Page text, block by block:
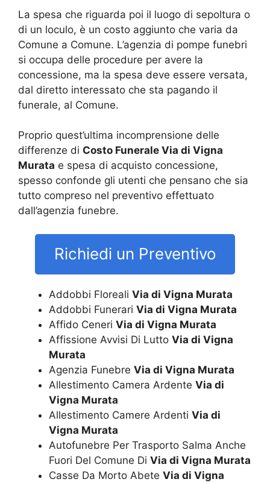
La spesa che riguarda poi il luogo di sepoltura o
di un loculo, è un costo aggiunto che varia da
Comune a Comune. L’agenzia di pompe funebri
si occupa delle procedure per avere la
concessione, ma la spesa deve essere versata,
dal diretto interessato che sta pagando il
funerale, al Comune.
Proprio quest’ultima incomprensione delle
differenze di Costo Funerale Via di Vigna
Murata e spesa di acquisto concessione,
spesso confonde gli utenti che pensano che sia
tutto compreso nel preventivo effettuato
dall’agenzia funebre.
Richiedi un Preventivo
Addobbi Floreali Via di Vigna Murata
Addobbi Funerari Via di Vigna Murata
Affido Ceneri Via di Vigna Murata
Affissione Avvisi Di Lutto Via di Vigna
Murata
Agenzia Funebre Via di Vigna Murata
Allestimento Camera Ardente Via di
Vigna Murata
Allestimento Camere Ardenti Via di
Vigna Murata
Autofunebre Per Trasporto Salma Anche
Fuori Del Comune Di Via di Vigna Murata
Casse Da Morto Abete Via di Vigna